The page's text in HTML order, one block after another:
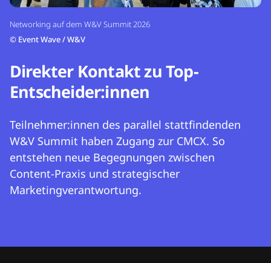
Networking auf dem W&V Summit 2026
© Event Wave / W&V
Direkter Kontakt zu Top-
Entscheider:innen
Teilnehmer:innen des parallel stattfindenden
W&V Summit haben Zugang zur CMCX. So
entstehen neue Begegnungen zwischen
Content-Praxis und strategischer
Marketingverantwortung.